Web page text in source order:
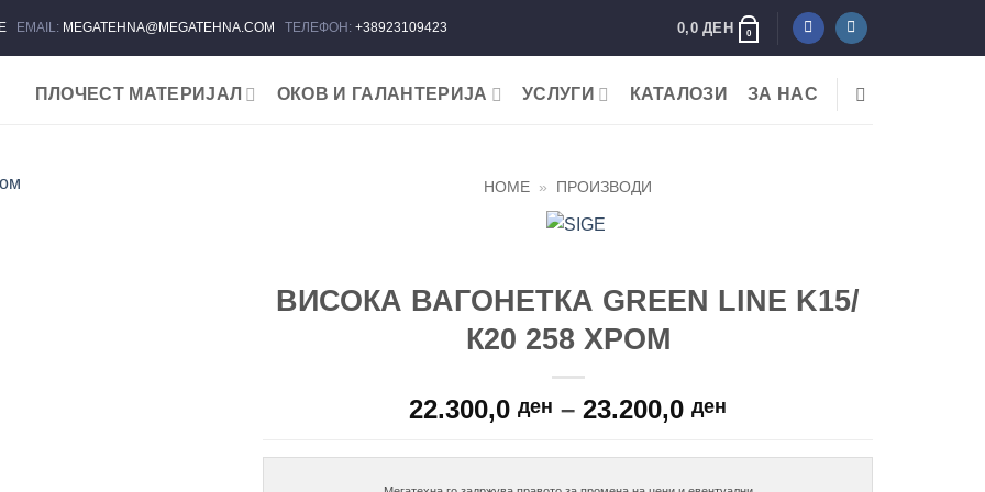
EMAIL: MEGATEHNA@MEGATEHNA.COM ТЕЛЕФОН: +38923109423 0,0ДЕН 0
ПЛОЧЕСТ МАТЕРИЈАЛ ОКОВ И ГАЛАНТЕРИЈА УСЛУГИ КАТАЛОЗИ ЗА НАС
HOME » ПРОИЗВОДИ
ВИСОКА ВАГОНЕТКА GREEN LINE K15/
К20 258 ХРОМ
22.300,0 ден – 23.200,0 ден
22.300,0 ден